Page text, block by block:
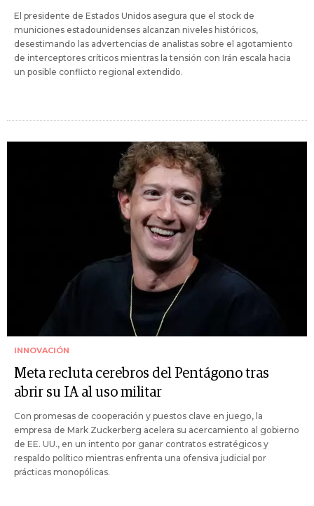
El presidente de Estados Unidos asegura que el stock de
municiones estadounidenses alcanzan niveles históricos,
desestimando las advertencias de analistas sobre el agotamiento
de interceptores críticos mientras la tensión con Irán escala hacia
un posible conflicto regional extendido.
INNOVACIÓN
Meta recluta cerebros del Pentágono tras
abrir su IA al uso militar
Con promesas de cooperación y puestos clave en juego, la
empresa de Mark Zuckerberg acelera su acercamiento al gobierno
de EE. UU., en un intento por ganar contratos estratégicos y
respaldo político mientras enfrenta una ofensiva judicial por
prácticas monopólicas.